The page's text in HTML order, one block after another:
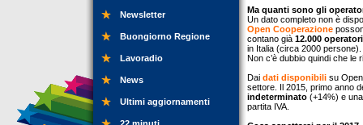
Newsletter
Buongiorno Regione
Lavoradio
News
Ultimi aggiornamenti
Ma quanti sono gli
Un dato completo non è
Open Cooperazione
contano già 12.000
in Italia (circa 2000
Non c’è dubbio quindi che
Dai dati disponibili su
settore. Il 2015, primo anno
indeterminato (+14%) e
partita IVA.